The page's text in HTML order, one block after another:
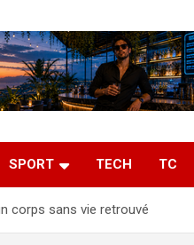
SPORT TECH TC
corps sans vie retrouvé